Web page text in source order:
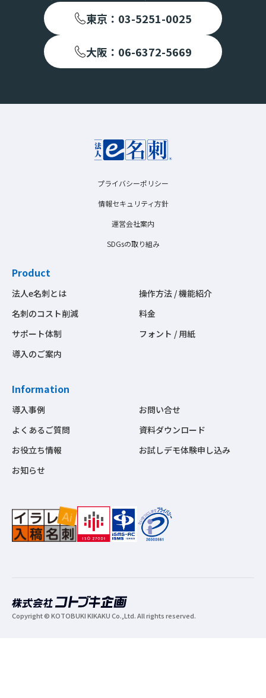
東京：03-5251-0025
大阪：06-6372-5669
プライバシーポリシー
情報セキュリティ方針
運営会社案内
SDGsの取り組み
Product
法人e名刺とは
名刺のコスト削減
サポート体制
導入のご案内
操作方法 / 機能紹介
料金
フォント / 用紙
Information
導入事例
よくあるご質問
お役立ち情報
お知らせ
お問い合せ
資料ダウンロード
お試しデモ体験申し込み
Copyright © KOTOBUKI KIKAKU Co.,Ltd. All rights reserved.